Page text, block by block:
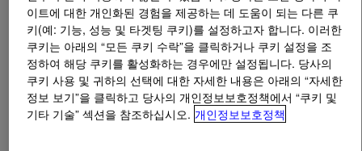
무엇입니까DOWCAL™ Geo-200 Heat Transfer
Fluid?
A propylene glycol-based Geothermal Fluid developed to
provide improved performance and safety for geothermal
이트에 대한 개인화된 경험을 제공하는 데 도움이 되는 다른 쿠
키(예: 기능, 성능 및 타겟팅 쿠키)를 설정하고자 합니다. 이러한
쿠키는 아래의 “모든 쿠키 수락”을 클릭하거나 쿠키 설정을 조
정하여 해당 쿠키를 활성화하는 경우에만 설정됩니다. 당사의
쿠키 사용 및 귀하의 선택에 대한 자세한 내용은 아래의 “자세한
정보 보기”을 클릭하고 당사의 개인정보보호정책에서 “쿠키 및
기타 기술” 섹션을 참조하십시오. 개인정보보호정책